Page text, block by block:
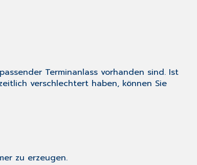
Terminanlass vorhanden sind. Ist
verschlechtert haben, können Sie
zu erzeugen.